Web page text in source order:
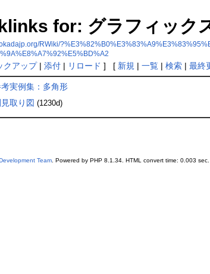
for: グラフィック
RWiki/
クアップ| 添付| リロード ] [ 新規 | 一覧| 検索| 最終
実例集：多角形
取り図 (1230d)
Team. Powered by PHP 8.1.34. HTML convert time: 0.003 sec.